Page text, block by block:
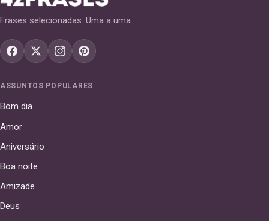
Frases selecionadas. Uma a uma.
ASSUNTOS POPULARES
Bom dia
Amor
Aniversário
Boa noite
Amizade
Deus